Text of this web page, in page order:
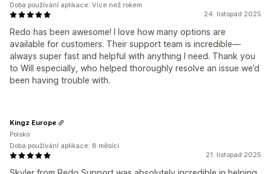
24. listopad 2025
Redo has been awesome! I love how many options are
available for customers. Their support team is incredible—
always super fast and helpful with anything I need. Thank you
to Will especially, who helped thoroughly resolve an issue we’d
been having trouble with.
Doba používání aplikace: Více než rokem
21. listopad 2025
Kingz Europe
Polsko
Doba používání aplikace: 8 měsíci